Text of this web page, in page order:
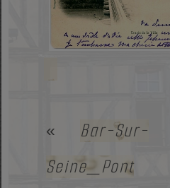
« Bar-Sur-
Seine_Pont